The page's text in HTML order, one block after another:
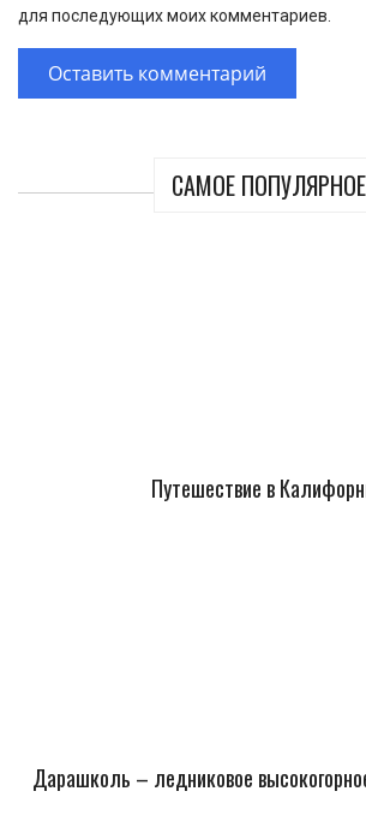
САМОЕ ПОПУЛЯРНОЕ
Путешествие в
Дарашколь – ледниковое
для последующих моих комментариев.